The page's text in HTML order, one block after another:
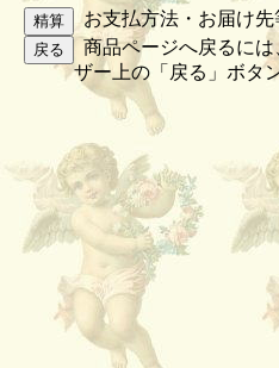
お支払方法・お届け
商品ページへ戻るに
ザー上の「戻る」ボタ